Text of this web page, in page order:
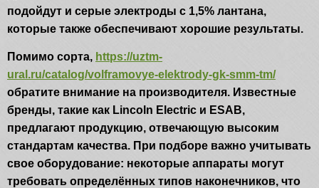
подойдут и серые электроды с 1,5% лантана,
которые также обеспечивают хорошие результаты.
Помимо сорта, https://uztm-
ural.ru/catalog/volframovye-elektrody-gk-smm-tm/
обратите внимание на производителя. Известные
бренды, такие как Lincoln Electric и ESAB,
предлагают продукцию, отвечающую высоким
стандартам качества. При подборе важно учитывать
свое оборудование: некоторые аппараты могут
требовать определённых типов наконечников, что